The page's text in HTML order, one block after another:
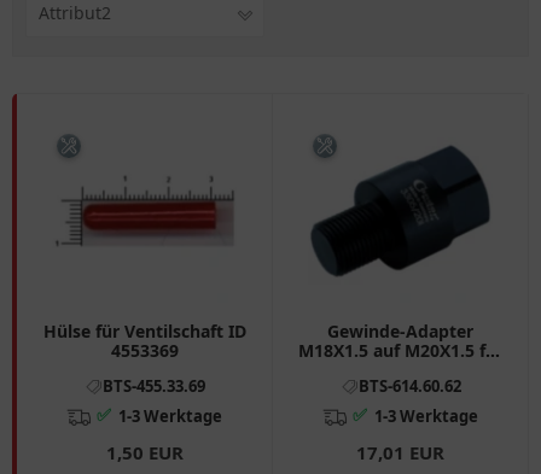
Attribut2
Hülse für Ventilschaft ID
4553369
BTS-455.33.69
✅ 1-3 Werktage
1,50 EUR
Gewinde-Adapter
M18X1.5 auf M20X1.5 für
BTS-614.60.62
✅ 1-3 Werktage
17,01 EUR